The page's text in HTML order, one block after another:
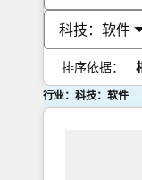
科技：软件
排序依据：
行业：科技：软件